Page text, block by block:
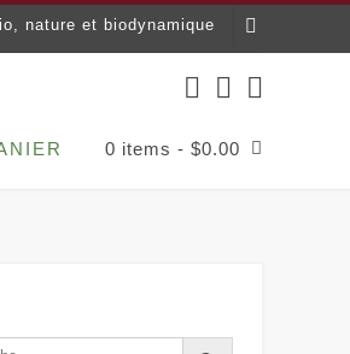
nature et biodynamique
0 items - $0.00